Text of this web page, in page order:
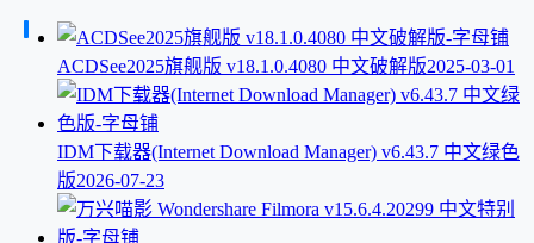
ACDSee2025旗舰版 v18.1.0.4080 中文破解版2025-03-01
IDM下载器(Internet Download Manager) v6.43.7 中文绿色
版2026-07-23